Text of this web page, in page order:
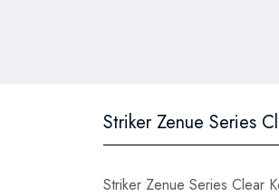
Striker Zenue Series
Striker Zenue Series Clear